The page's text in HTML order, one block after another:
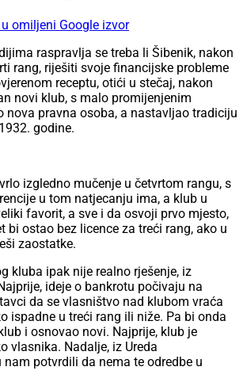
omiljeni Google izvor
raspravlja se treba li Šibenik, nakon
rang, riješiti svoje financijske probleme
receptu, otići u stečaj, nakon
novi klub, s malo promijenjenim
nova pravna osoba, a nastavljao tradiciju
godine.
izgledno mučenje u četvrtom rangu, s
u tom natjecanju ima, a klub u
favorit, a sve i da osvoji prvo mjesto,
bi ostao bez licence za treći rang, ako u
zaostatke.
kluba ipak nije realno rješenje, iz
ideje o bankrotu počivaju na
da se vlasništvo nad klubom vraća
ispadne u treći rang ili niže. Pa bi onda
i osnovao novi. Najprije, klub je
vlasnika. Nadalje, iz Ureda
potvrdili da nema te odredbe u